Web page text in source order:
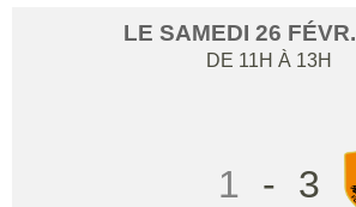
LE SAMEDI 26 FÉVR.
DE 11H À 13H
1 - 3